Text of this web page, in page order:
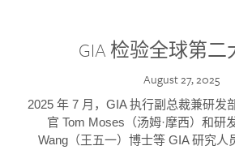
GIA 检验全球第二
August 27, 2025
2025 年 7 月，GIA 执行副总裁兼研发
官 Tom Moses（汤姆·摩西）和研
Wang（王五一）博士等 GIA 研究人